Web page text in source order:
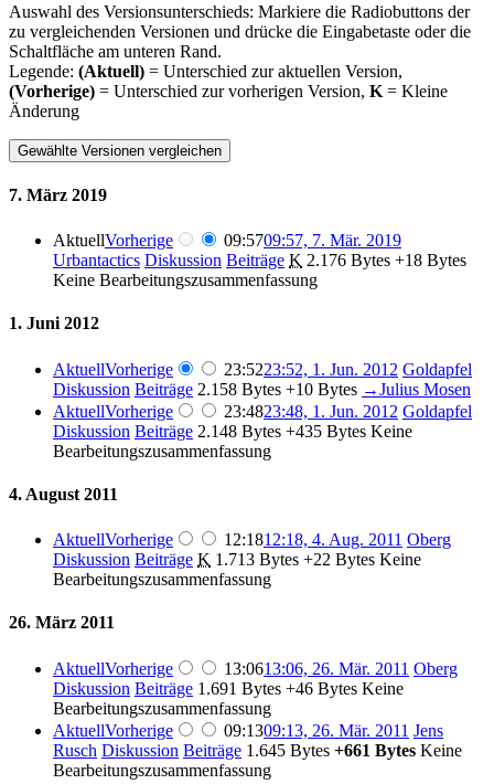
Auswahl des Versionsunterschieds: Markiere die Radiobuttons der
zu vergleichenden Versionen und drücke die Eingabetaste oder die
Schaltfläche am unteren Rand.
Legende: (Aktuell) = Unterschied zur aktuellen Version,
(Vorherige) = Unterschied zur vorherigen Version, K = Kleine
Änderung
7. März 2019
AktuellVorherige 09:5709:57, 7. Mär. 2019
Urbantactics Diskussion Beiträge K 2.176 Bytes +18 Bytes
Keine Bearbeitungszusammenfassung
1. Juni 2012
AktuellVorherige 23:5223:52, 1. Jun. 2012 Goldapfel
Diskussion Beiträge 2.158 Bytes +10 Bytes →‎Julius Mosen
AktuellVorherige 23:4823:48, 1. Jun. 2012 Goldapfel
Diskussion Beiträge 2.148 Bytes +435 Bytes Keine
Bearbeitungszusammenfassung
4. August 2011
AktuellVorherige 12:1812:18, 4. Aug. 2011 Oberg
Diskussion Beiträge K 1.713 Bytes +22 Bytes Keine
Bearbeitungszusammenfassung
26. März 2011
AktuellVorherige 13:0613:06, 26. Mär. 2011 Oberg
Diskussion Beiträge 1.691 Bytes +46 Bytes Keine
Bearbeitungszusammenfassung
AktuellVorherige 09:1309:13, 26. Mär. 2011 Jens
Rusch Diskussion Beiträge 1.645 Bytes +661 Bytes Keine
Bearbeitungszusammenfassung